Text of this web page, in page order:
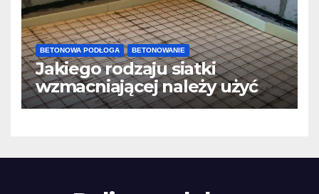
BETONOWA PODŁOGA BETONOWANIE
Jakiego rodzaju siatki
wzmacniającej należy użyć
do wylewek podłogowych?